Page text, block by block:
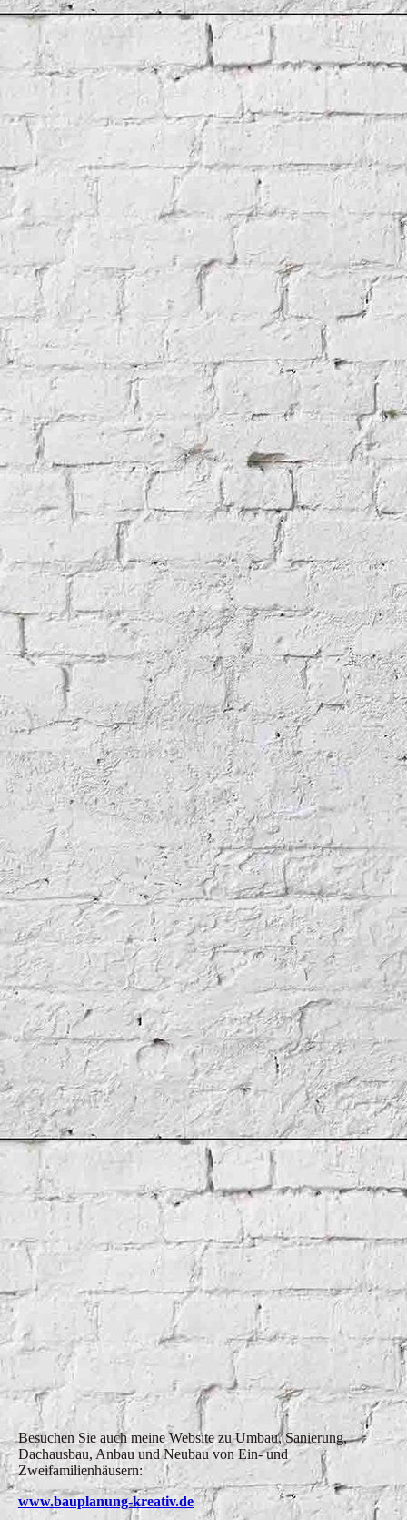
Klinkersanierung
Natursteinmauer saniert
Besuchen Sie auch meine Website zu Umbau, Sanierung,
Dachausbau, Anbau und Neubau von Ein- und
Zweifamilienhäusern:
www.bauplanung-kreativ.de